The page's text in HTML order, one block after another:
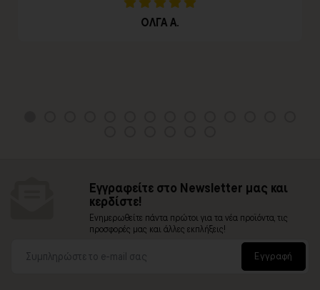
ΟΛΓΑ Α.
Εγγραφείτε στο Newsletter μας και
κερδίστε!
Ενημερωθείτε πάντα πρώτοι για τα νέα προϊόντα, τις
προσφορές μας και άλλες εκπλήξεις!
Εγγραφή